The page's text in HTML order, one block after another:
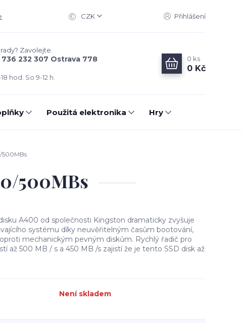
CZK Přihlášení
Zavolejte.
736 232 307 Ostrava 778
hod. So 9-12 h.
0 ks
0 Kč
Použitá elektronika Hry
500MBs
500MBs
A400 od společnosti Kingston dramaticky zvyšuje
systému díky neuvěřitelným časům bootování,
mechanickým pevným diskům. Rychlý řadič pro
až 500 MB / s a 450 MB /s zajistí že je tento SSD disk až
Není skladem